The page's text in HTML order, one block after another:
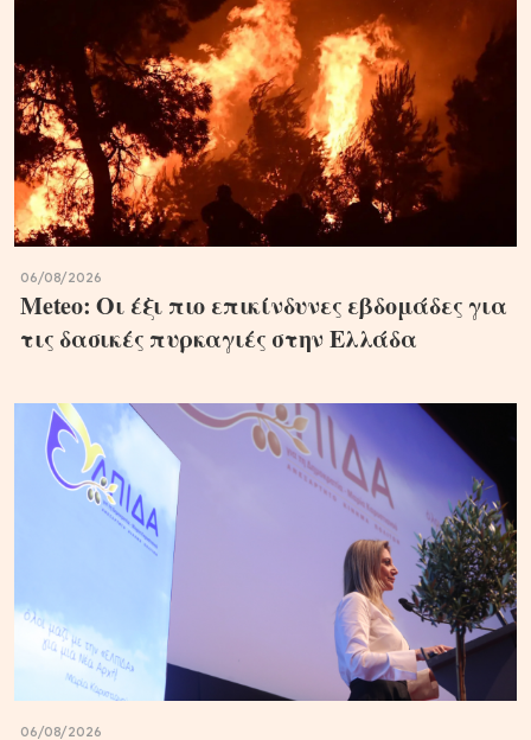
06/08/2026
Meteo: Οι έξι πιο επικίνδυνες εβδομάδες για
τις δασικές πυρκαγιές στην Ελλάδα
06/08/2026